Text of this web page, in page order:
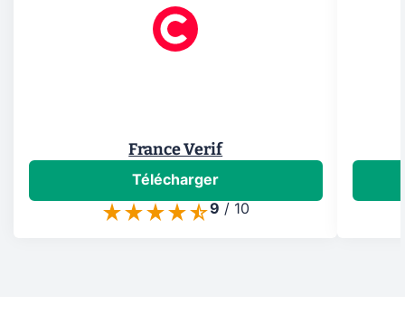
France Verif
Télécharger
9 / 10